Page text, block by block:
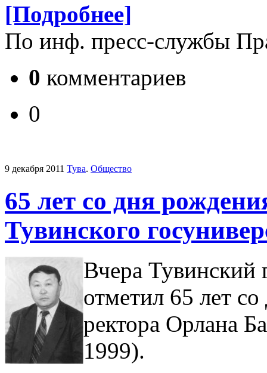
[Подробнее]
По инф. пресс-службы
0 комментариев
0
9 декабря 2011 Тува. Общество
65 лет со дня
Тувинского
Вчера Тувинский
отметил 65 лет
ректора Орлана
1999).